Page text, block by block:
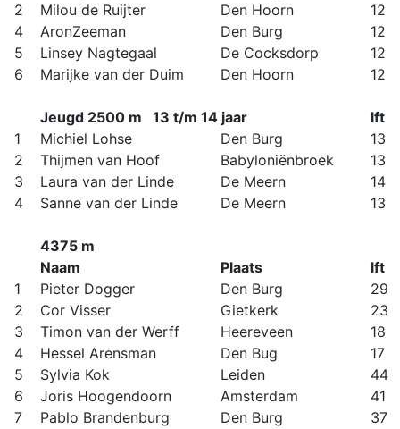
2
Milou de Ruijter Den Hoorn
12
4
AronZeeman Den Burg
12
5
Linsey Nagtegaal De Cocksdorp
12
6
Marijke van der Duim Den Hoorn 12
Jeugd 2500 m 13 t/m 14 jaar
lft
1
Michiel Lohse Den Burg
13
2
Thijmen van Hoof Babyloniënbroek
13
3
Laura van der Linde De Meern
14
4
Sanne van der Linde De Meern 13
4375 m
Naam
Plaats
lft
1
Pieter Dogger Den Burg
29
2
Cor Visser Gietkerk
23
3
Timon van der Werff Heereveen
18
4
Hessel Arensman Den Bug
17
5
Sylvia Kok Leiden
44
6
Joris Hoogendoorn Amsterdam
41
7
Pablo Brandenburg Den Burg
37